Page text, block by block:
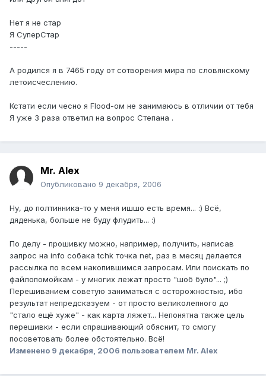
Нет я не стар
Я СуперСтар
-----
А родился я в 7465 году от сотворения мира по словянскому
летоисчеслению.
Кстати если чесно я Flood-ом не занимаюсь в отличии от тебя
Я уже 3 раза ответил на вопрос Степана .
Mr. Alex
Опубликовано 9 декабря, 2006
Ну, до полтинника-то у меня ишшо есть время... :) Всё,
дяденька, больше не буду флудить... :)
По делу - прошивку можно, например, получить, написав
запрос на info собака tchk точка net, раз в месяц делается
рассылка по всем накопившимся запросам. Или поискать по
файлопомойкам - у многих лежат просто "шоб було"... ;)
Перешиванием советую заниматься с осторожностью, ибо
результат непредсказуем - от просто великолепного до
"стало ещё хуже" - как карта ляжет... Непонятна также цель
перешивки - если спрашивающий обяснит, то смогу
посоветовать более обстоятельно. Всё!
Изменено 9 декабря, 2006 пользователем Mr. Alex